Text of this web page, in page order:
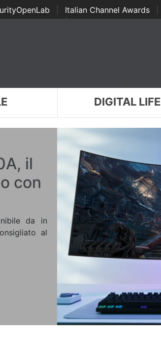
Italian Channel Awards
Awards | ...
DIGITAL LIFE
il
con
da in
al